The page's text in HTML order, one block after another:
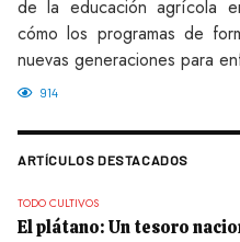
de la educación agrícola
cómo los programas de
nuevas generaciones para
914
ARTÍCULOS DESTACADOS
TODO CULTIVOS
El plátano: Un tesoro